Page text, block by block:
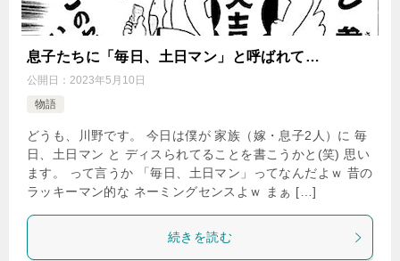
息子たちに「毎日、土日マン」と呼ばれて…
公開日： 2023年5月10日
物語
どうも、川野です。 今日は僕が 家族（嫁・息子2人）に 毎
日、土日マン と ディスられてることを書こうかと(笑) 思い
ます。 って言うか 「毎日、土日マン」ってなんだよｗ 昔の
ラッキーマン的な ネーミングセンスよｗ まぁ […]
続きを読む